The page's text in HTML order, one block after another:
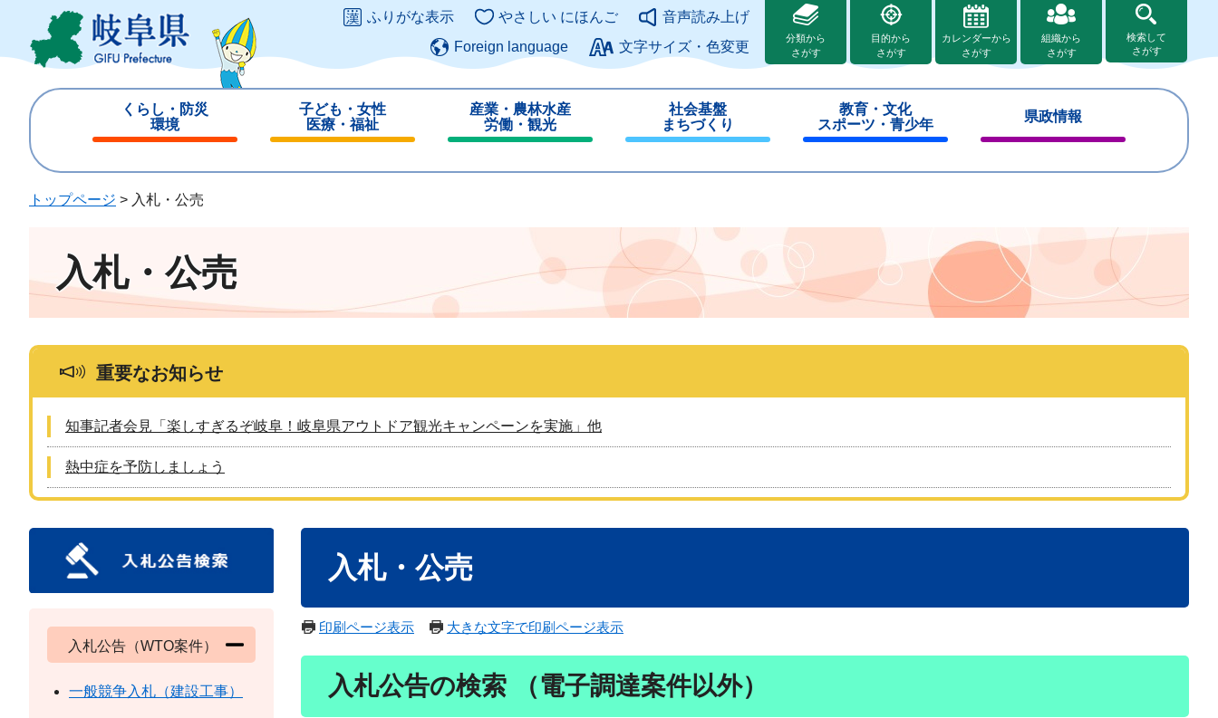
ジ
ュ
このページの本文へ
ふりがな表示 やさしい にほんご
音声読み上げ
Foreign language
文字サイズ・色変更
分類から
さがす
目的から
さがす
カレンダーから
さがす
組織から
さがす
検索して
さがす
くらし・防災
環境
じ
子ども・女性
医療・福祉
じ
産業・農林水産
労働・観光
じ
社会基盤
まちづくり
じ
教育・文化
スポーツ・青少年
じ
県政情報
じ
トップページ > 入札・公売
入札・公売
重要なお知らせ
知事記者会見「楽しすぎるぞ岐阜！岐阜県アウトドア観光キャンペーンを実施」他
熱中症を予防しましょう
入札・公売
印刷ページ表示 大きな文字で印刷ページ表示
入札公告の検索 （電子調達案件以外）
入札公告（WTO案件）
一般競争入札（建設工事）